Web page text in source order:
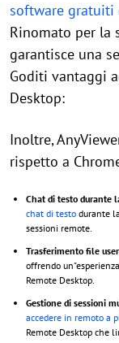
software gratuiti
Rinomato per la
garantisce una
Goditi vantaggi
Desktop:
Inoltre,
rispetto a
Chat di testo durante
chat di testo durante
sessioni remote.
Trasferimento file
offrendo
Remote Desktop.
Gestione di sessioni
accedere in remoto a
Remote Desktop che